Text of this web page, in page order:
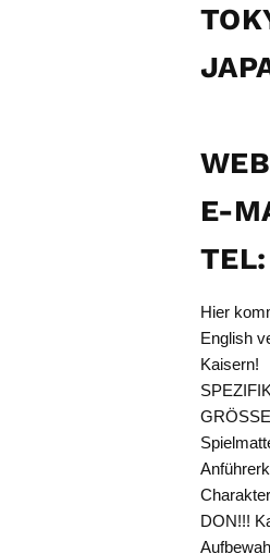
E-
Hier
English
Kaisern!
GRÖSSE
DON!!!